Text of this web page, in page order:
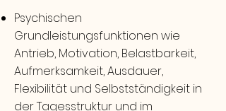
Psychischen
Grundleistungsfunktionen wie
Antrieb, Motivation, Belastbarkeit,
Aufmerksamkeit, Ausdauer,
Flexibilität und Selbstständigkeit in
der Tagesstruktur und im